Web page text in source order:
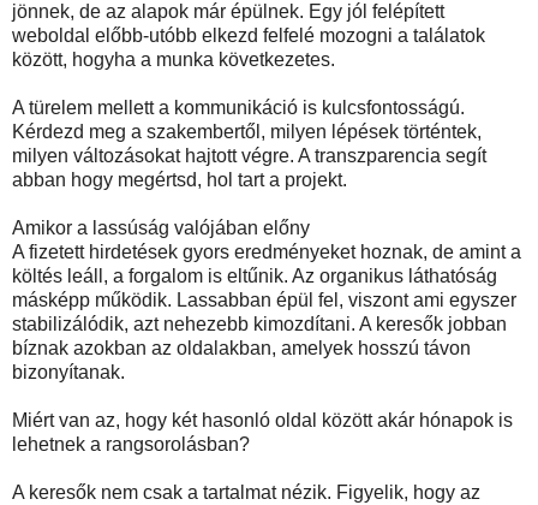
jönnek, de az alapok már épülnek. Egy jól felépített
weboldal előbb-utóbb elkezd felfelé mozogni a találatok
között, hogyha a munka következetes.
A türelem mellett a kommunikáció is kulcsfontosságú.
Kérdezd meg a szakembertől, milyen lépések történtek,
milyen változásokat hajtott végre. A transzparencia segít
abban hogy megértsd, hol tart a projekt.
Amikor a lassúság valójában előny
A fizetett hirdetések gyors eredményeket hoznak, de amint a
költés leáll, a forgalom is eltűnik. Az organikus láthatóság
másképp működik. Lassabban épül fel, viszont ami egyszer
stabilizálódik, azt nehezebb kimozdítani. A keresők jobban
bíznak azokban az oldalakban, amelyek hosszú távon
bizonyítanak.
Miért van az, hogy két hasonló oldal között akár hónapok is
lehetnek a rangsorolásban?
A keresők nem csak a tartalmat nézik. Figyelik, hogy az